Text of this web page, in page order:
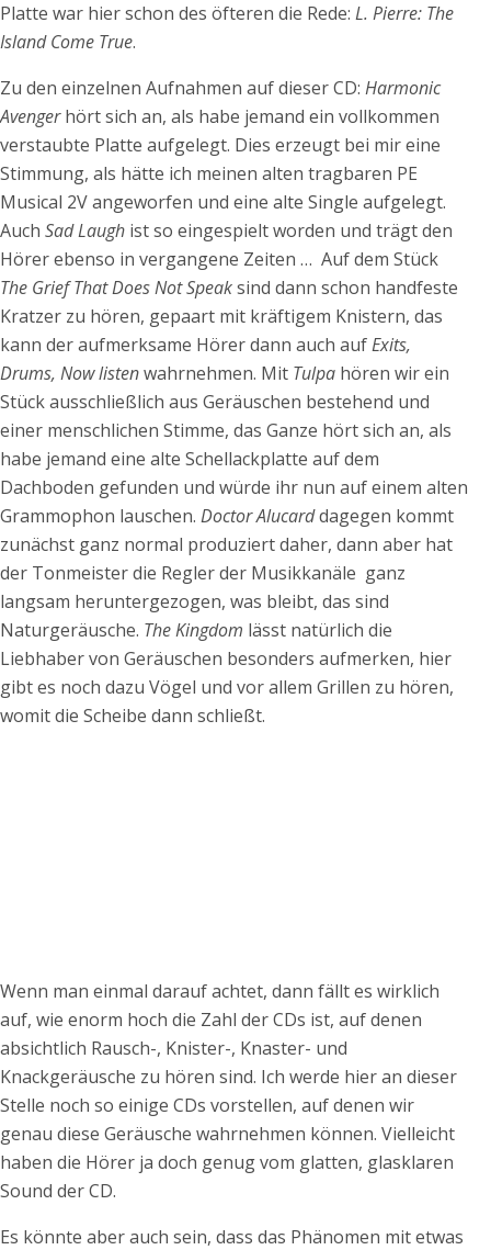
Platte war hier schon des öfteren die Rede: L. Pierre: The
Island Come True.
Zu den einzelnen Aufnahmen auf dieser CD: Harmonic
Avengerhört sich an, als habe jemand ein vollkommen
verstaubte Platte aufgelegt. Dies erzeugt bei mir eine
Stimmung, als hätte ich meinen alten tragbaren PE
Musical 2V angeworfen und eine alte Single aufgelegt.
Auch Sad Laugh ist so eingespielt worden und trägt den
Hörer ebenso in vergangene Zeiten … Auf dem Stück
The Grief That Does Not Speaksind dann schon handfeste
Kratzer zu hören, gepaart mit kräftigem Knistern, das
kann der aufmerksame Hörer dann auch aufExits,
Drums, Now listenwahrnehmen. Mit Tulpa hören wir ein
Stück ausschließlich aus Geräuschen bestehend und
einer menschlichen Stimme, das Ganze hört sich an, als
habe jemand eine alte Schellackplatte auf dem
Dachboden gefunden und würde ihr nun auf einem alten
Grammophon lauschen. Doctor Alucarddagegen kommt
zunächst ganz normal produziert daher, dann aber hat
der Tonmeister die Regler der Musikkanäle ganz
langsam heruntergezogen, was bleibt, das sind
Naturgeräusche. The Kingdom lässt natürlich die
Liebhaber von Geräuschen besonders aufmerken, hier
gibt es noch dazu Vögel und vor allem Grillen zu hören,
womit die Scheibe dann schließt.
Wenn man einmal darauf achtet, dann fällt es wirklich
auf, wie enorm hoch die Zahl der CDs ist, auf denen
absichtlich Rausch-, Knister-, Knaster- und
Knackgeräusche zu hören sind. Ich werde hier an dieser
Stelle noch so einige CDs vorstellen, auf denen wir
genau diese Geräusche wahrnehmen können. Vielleicht
haben die Hörer ja doch genug vom glatten, glasklaren
Sound der CD.
Es könnte aber auch sein, dass das Phänomen mit etwas